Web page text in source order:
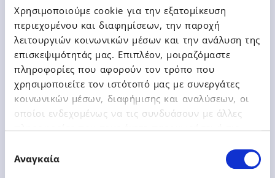
Χρησιμοποιούμε cookie για την εξατομίκευση
περιεχομένου και διαφημίσεων, την παροχή
λειτουργιών κοινωνικών μέσων και την ανάλυση της
επισκεψιμότητάς μας. Επιπλέον, μοιραζόμαστε
πληροφορίες που αφορούν τον τρόπο που
χρησιμοποιείτε τον ιστότοπό μας με συνεργάτες
κοινωνικών μέσων, διαφήμισης και αναλύσεων, οι
οποίοι ενδεχομένως να τις συνδυάσουν με άλλες
σας χρήση των υπηρεσιών τους.
συγκατάθεσης
Αναγκαία
Year» κερδίζοντας οκτώ βραβεία
στα φετινά Digital Finance Awards
2022